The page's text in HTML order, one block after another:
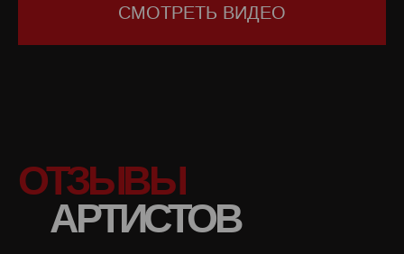
СМОТРЕТЬ ВИДЕО
ОТЗЫВЫ
АРТИСТОВ